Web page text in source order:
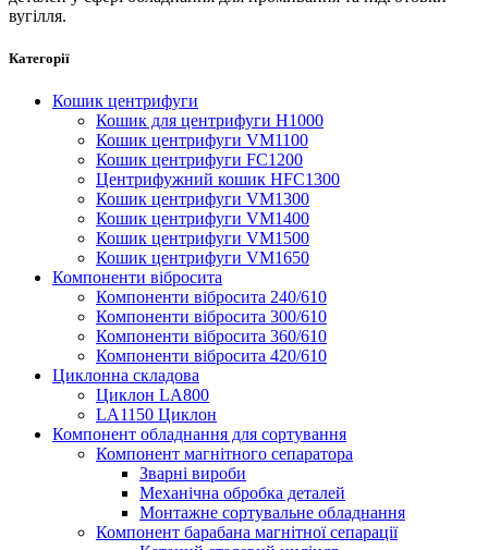
вугілля.
Категорії
Кошик центрифуги
Кошик для центрифуги H1000
Кошик центрифуги VM1100
Кошик центрифуги FC1200
Центрифужний кошик HFC1300
Кошик центрифуги VM1300
Кошик центрифуги VM1400
Кошик центрифуги VM1500
Кошик центрифуги VM1650
Компоненти вібросита
Компоненти вібросита 240/610
Компоненти вібросита 300/610
Компоненти вібросита 360/610
Компоненти вібросита 420/610
Циклонна складова
Циклон LA800
LA1150 Циклон
Компонент обладнання для сортування
Компонент магнітного сепаратора
Зварні вироби
Механічна обробка деталей
Монтажне сортувальне обладнання
Компонент барабана магнітної сепарації